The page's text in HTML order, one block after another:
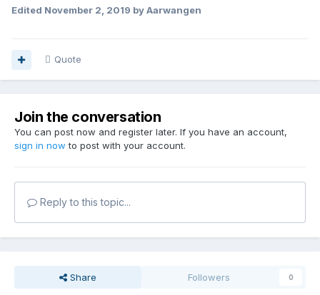
Edited November 2, 2019 by Aarwangen
Quote
Join the conversation
You can post now and register later. If you have an account,
sign in now to post with your account.
Reply to this topic...
Share Followers 0